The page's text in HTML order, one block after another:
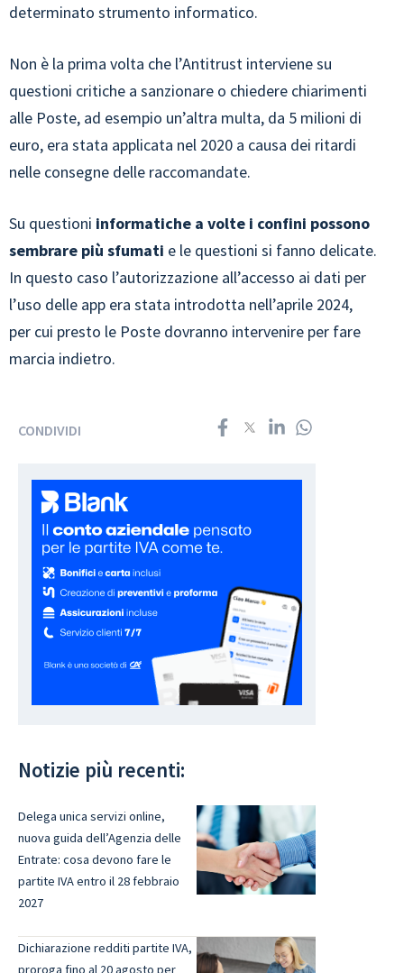
determinato strumento informatico.
Non è la prima volta che l’Antitrust interviene su
questioni critiche a sanzionare o chiedere chiarimenti
alle Poste, ad esempio un’altra multa, da 5 milioni di
euro, era stata applicata nel 2020 a causa dei ritardi
nelle consegne delle raccomandate.
Su questioni informatiche a volte i confini possono
sembrare più sfumati e le questioni si fanno delicate.
In questo caso l’autorizzazione all’accesso ai dati per
l’uso delle app era stata introdotta nell’aprile 2024,
per cui presto le Poste dovranno intervenire per fare
marcia indietro.
CONDIVIDI
Notizie più recenti:
Delega unica servizi online,
nuova guida dell’Agenzia delle
Entrate: cosa devono fare le
partite IVA entro il 28 febbraio
2027
Dichiarazione redditi partite IVA,